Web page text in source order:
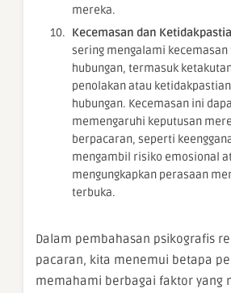
mereka.
Kecemasan dan
sering mengalami
hubungan, termasuk
penolakan atau
hubungan. Kecemasan ini
memengaruhi keputusan
berpacaran, seperti
mengambil risiko emosional
mengungkapkan perasaan
terbuka.
Dalam pembahasan psikografis
pacaran, kita menemui betapa
memahami berbagai faktor yang